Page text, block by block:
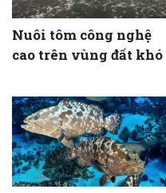
Nuôi tôm công nghệ
cao trên vùng đất khó